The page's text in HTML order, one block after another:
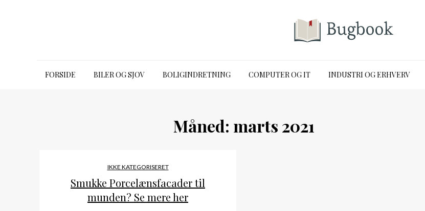
FORSIDE BILER OG SJOV BOLIGINDRETNING COMPUTER OG IT INDUSTRI OG ERHVERV
Måned: marts 2021
IKKE KATEGORISERET
Smukke Porcelænsfacader til
munden? Se mere her